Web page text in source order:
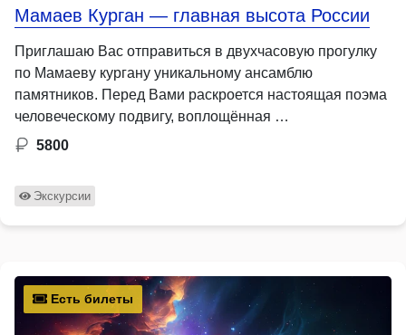
Мамаев Курган — главная высота России
Приглашаю Вас отправиться в двухчасовую прогулку
по Мамаеву кургану уникальному ансамблю
памятников. Перед Вами раскроется настоящая поэма
человеческому подвигу, воплощённая …
5800
Экскурсии
Есть билеты